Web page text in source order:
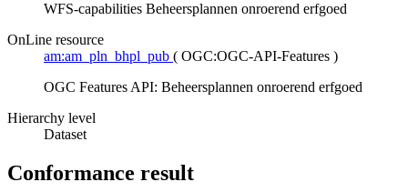
WFS-capabilities Beheersplannen onroerend erfgoed
OnLine resource
am:am_pln_bhpl_pub ( OGC:OGC-API-Features )
OGC Features API: Beheersplannen onroerend erfgoed
Hierarchy level
Dataset
Conformance result